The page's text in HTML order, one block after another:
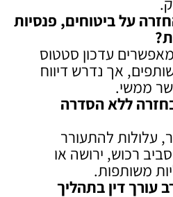
על ביטוחים, פנסיות
?
עדכון סטטוס
אך נדרש דיווח
ממשי.
ללא הסדרה
עלולות להתעורר
רכוש, ירושה או
משותפות.
עורך דין בתהליך